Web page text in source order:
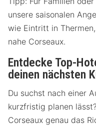
unsere saisonalen
wie Eintritt in
nahe Corseaux.
Entdecke Top-
deinen nächsten
Du suchst nach einer
kurzfristig planen
Corseaux genau das